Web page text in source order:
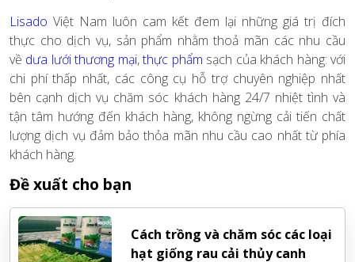
Lisado Việt Nam luôn cam kết đem lại những giá trị đích
thực cho dịch vụ, sản phẩm nhằm thoả mãn các nhu cầu
về dưa lưới thương mại, thực phẩm sạch của khách hàng: với
chi phí thấp nhất, các công cụ hỗ trợ chuyên nghiệp nhất
bên cạnh dịch vụ chăm sóc khách hàng 24/7 nhiệt tình và
tận tâm hướng đến khách hàng, không ngừng cải tiến chất
lượng dịch vụ đảm bảo thỏa mãn nhu cầu cao nhất từ phía
khách hàng.
Đề xuất cho bạn
Cách trồng và chăm sóc các loại
hạt giống rau cải thủy canh